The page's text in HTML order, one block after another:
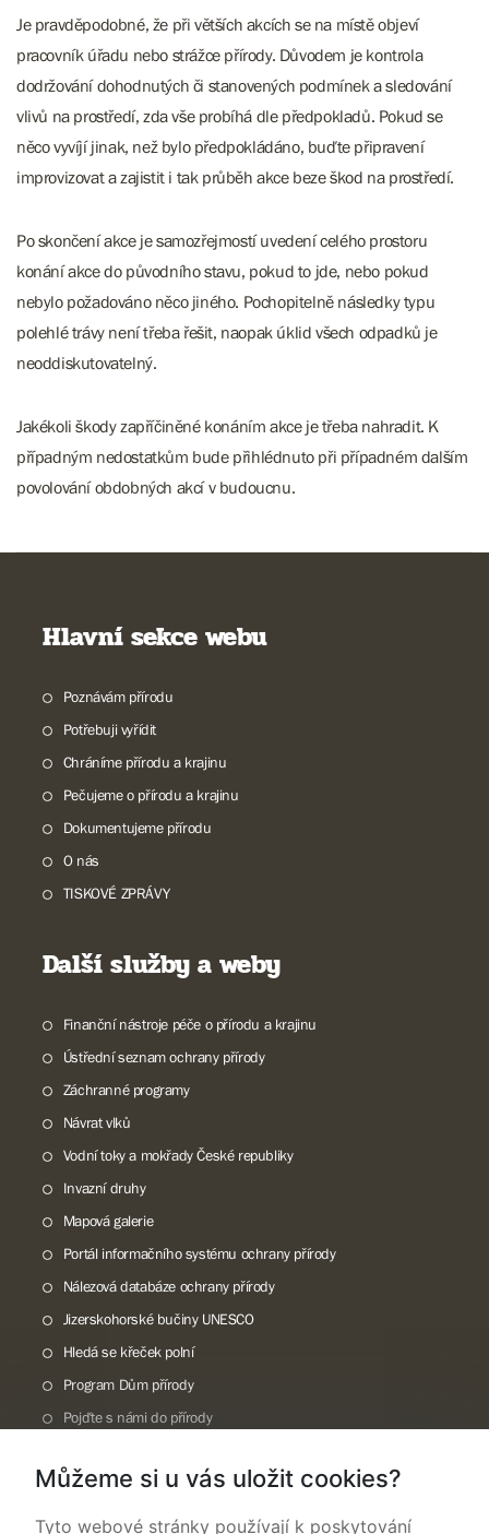
Je pravděpodobné, že při větších akcích se na místě objeví
pracovník úřadu nebo strážce přírody. Důvodem je kontrola
dodržování dohodnutých či stanovených podmínek a sledování
vlivů na prostředí, zda vše probíhá dle předpokladů. Pokud se
něco vyvíjí jinak, než bylo předpokládáno, buďte připravení
improvizovat a zajistit i tak průběh akce beze škod na prostředí.
Po skončení akce je samozřejmostí uvedení celého prostoru
konání akce do původního stavu, pokud to jde, nebo pokud
nebylo požadováno něco jiného. Pochopitelně následky typu
polehlé trávy není třeba řešit, naopak úklid všech odpadků je
neoddiskutovatelný.
Jakékoli škody zapříčiněné konáním akce je třeba nahradit. K
případným nedostatkům bude přihlédnuto při případném dalším
povolování obdobných akcí v budoucnu.
Hlavní sekce webu
Poznávám přírodu
Potřebuji vyřídit
Chráníme přírodu a krajinu
Pečujeme o přírodu a krajinu
Dokumentujeme přírodu
O nás
TISKOVÉ ZPRÁVY
Další služby a weby
Finanční nástroje péče o přírodu a krajinu
Ústřední seznam ochrany přírody
Záchranné programy
Návrat vlků
Vodní toky a mokřady České republiky
Invazní druhy
Mapová galerie
Portál informačního systému ochrany přírody
Nálezová databáze ochrany přírody
Jizerskohorské bučiny UNESCO
Hledá se křeček polní
Program Dům přírody
Pojďte s námi do přírody
Rok CHKO pod záštitou České komise pro UNESCO
Můžeme si u vás uložit cookies?
Tyto webové stránky používají k poskytování